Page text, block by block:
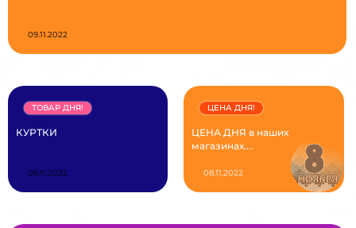
09.11.2022
КУРТКИ
ТОВАР ДНЯ!
09.11.2022
ЦЕНА ДНЯ в наших
магазинах....
ЦЕНА ДНЯ!
08.11.2022